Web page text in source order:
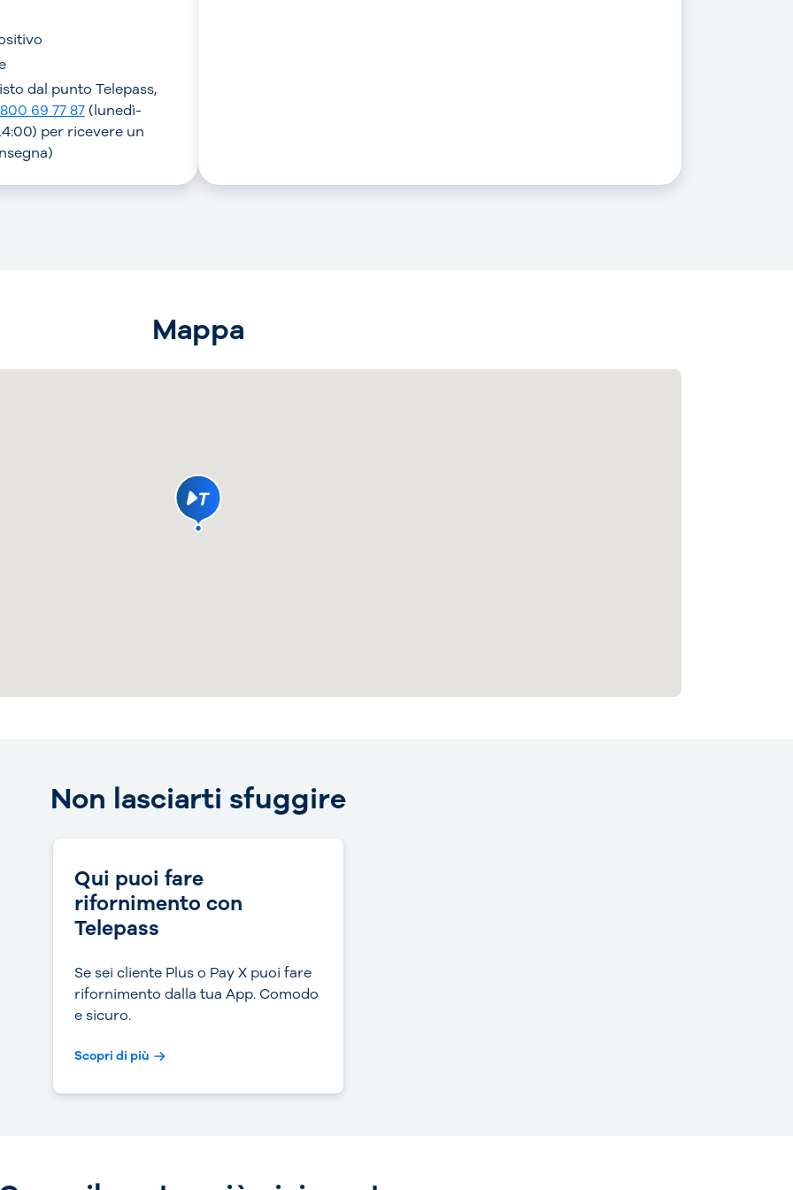
dal punto Telepass,
800 69 77 87(lunedì-
per ricevere un
Mappa
Non lasciarti sfuggire
Qui puoi fare
rifornimento con
Telepass
Se sei cliente Plus o Pay X puoi fare
rifornimento dalla tua App. Comodo
e sicuro.
Scopri di più